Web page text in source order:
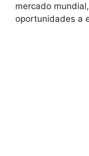
mercado
oportunidades a